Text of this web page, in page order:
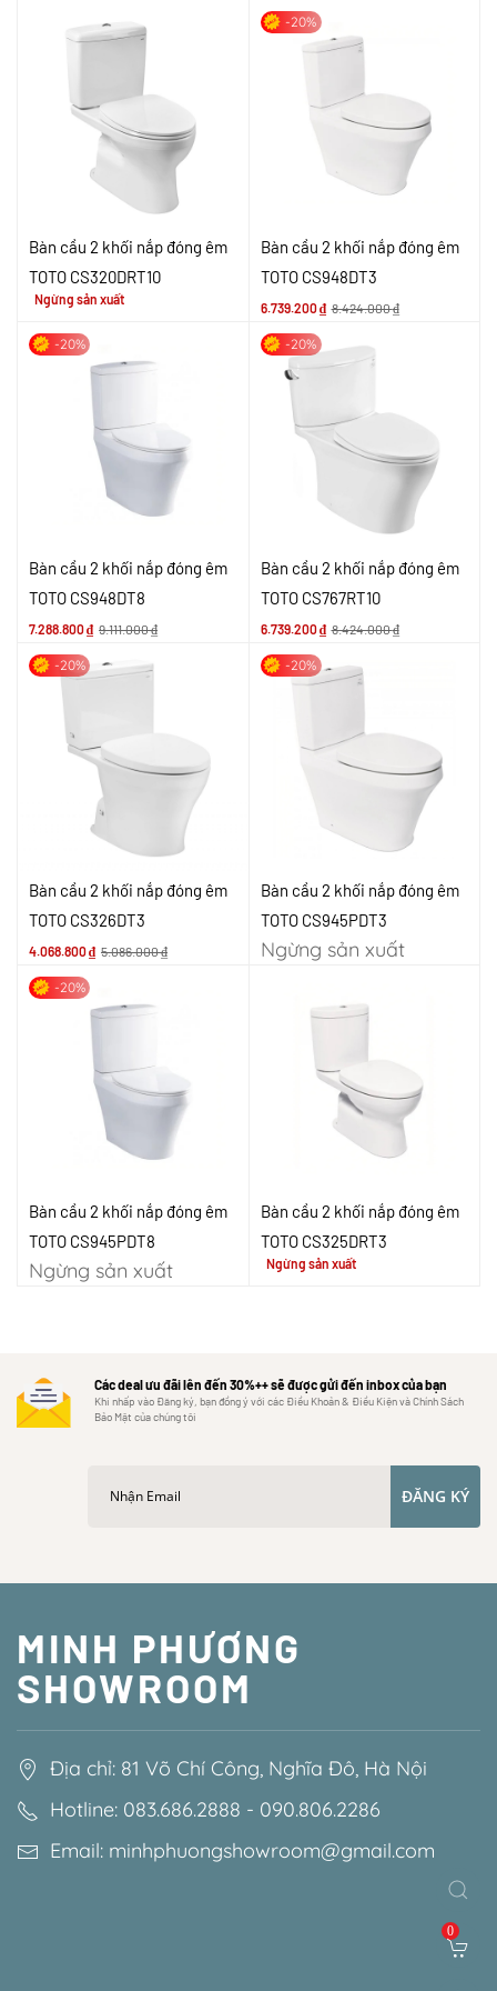
Bàn cầu 2 khối nắp đóng êm
TOTO CS320DRT10
Ngừng sản xuất
-20%
Bàn cầu 2 khối nắp đóng êm
TOTO CS948DT3
6.739.200₫ 8.424.000₫
-20%
Bàn cầu 2 khối nắp đóng êm
TOTO CS948DT8
7.288.800₫ 9.111.000₫
-20%
Bàn cầu 2 khối nắp đóng êm
TOTO CS767RT10
6.739.200₫ 8.424.000₫
-20%
Bàn cầu 2 khối nắp đóng êm
TOTO CS326DT3
4.068.800₫ 5.086.000₫
-20%
Bàn cầu 2 khối nắp đóng êm
TOTO CS945PDT3
Ngừng sản xuất
-20%
Bàn cầu 2 khối nắp đóng êm
TOTO CS945PDT8
Ngừng sản xuất
Bàn cầu 2 khối nắp đóng êm
TOTO CS325DRT3
Ngừng sản xuất
Các deal ưu đãi lên đến 30%++ sẽ được gửi đến inbox của bạn
Khi nhấp vào Đăng ký, bạn đồng ý với các Điều Khoản & Điều Kiện và Chính Sách
Bảo Mật của chúng tôi
ĐĂNG KÝ
MINH PHƯƠNG
SHOWROOM
Địa chỉ: 81 Võ Chí Công, Nghĩa Đô, Hà Nội
Hotline: 083.686.2888 - 090.806.2286
Email: minhphuongshowroom@gmail.com
0